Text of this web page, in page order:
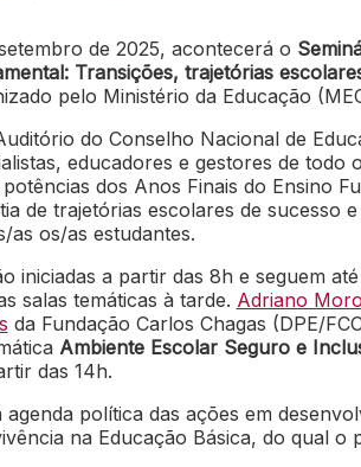
de 2025, acontecerá o
Transições, trajetórias
pelo Ministério da Educação
do Conselho Nacional de
educadores e gestores de todo
dos Anos Finais do Ensino
de trajetórias escolares de sucesso
as os/as estudantes.
iniciadas a partir das 8h e seguem
salas temáticas à tarde. Adriano Moro
da Fundação Carlos Chagas (DPE/
Ambiente Escolar Seguro e
das 14h.
política das ações em
na Educação Básica, do qual o